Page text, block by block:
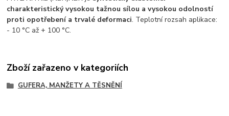
charakteristický vysokou tažnou sílou a vysokou odolností
proti opotřebení a trvalé deformaci. Teplotní rozsah aplikace:
- 10 °C až + 100 °C.
Zboží zařazeno v kategoriích
GUFERA, MANŽETY A TĚSNĚNÍ